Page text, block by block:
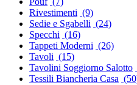
Rivestimenti (9)
Sedie e Sgabelli (24)
Specchi (16)
Tappeti Moderni (26)
Tavoli (15)
Tavolini Soggiorno Salotto
Tessili Biancheria Casa